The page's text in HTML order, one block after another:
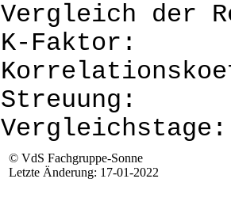
Vergleich der
K-
© VdS Fachgruppe-Sonne
Letzte Änderung: 17-01-2022